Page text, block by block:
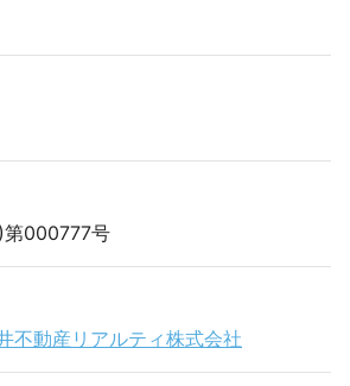
第000777号
不動産リアルティ株式会社